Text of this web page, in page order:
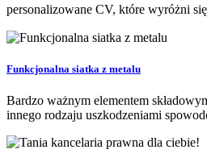
personalizowane CV, które wyróżni
Funkcjonalna siatka z metalu
Bardzo ważnym elementem
innego rodzaju uszkodzeniami